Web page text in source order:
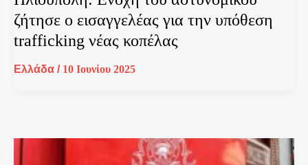
ζήτησε ο εισαγγελέας για την υπόθεση
trafficking νέας κοπέλας
Ελλάδα / 10 Ιουνίου 2025